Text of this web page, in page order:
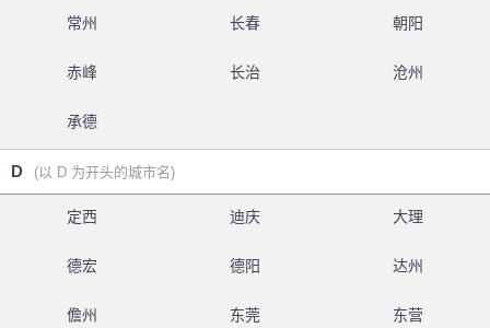
常州 长春 朝阳
赤峰 长治 沧州
承德
D (以 D 为开头的城市名)
定西 迪庆 大理
德宏 德阳 达州
儋州 东莞 东营